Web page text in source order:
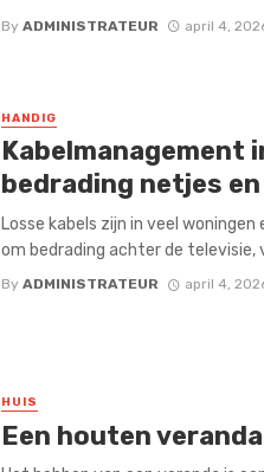
By ADMINISTRATEUR april 4,
HANDIG
Kabelmanagement
bedrading netjes
Losse kabels zijn in veel
om bedrading achter de televisie,
By ADMINISTRATEUR april 4,
HUIS
Een houten